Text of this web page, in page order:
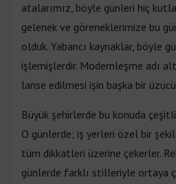
atalarımız, böyle günleri hiç
gelenek ve göreneklerimize bu
olduk. Yabancı kaynaklar, böyle
işlemişlerdir. Modernleşme adı
lanse edilmesi işin başka bir
Büyük şehirlerde bu konuda
O günlerde; iş yerleri özel bir
tüm dikkatleri üzerine çekerler.
günlerde farklı stilleriyle ortaya